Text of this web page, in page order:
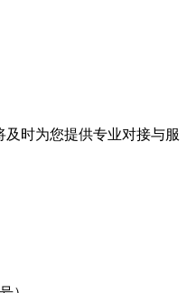
时为您提供专业对接与服